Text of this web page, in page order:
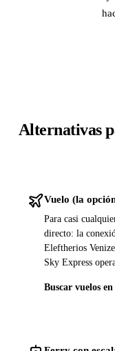
Alternativas
Vuelo (la
Para casi
directo: la
Eleftherios
Sky Express
Buscar vuelos